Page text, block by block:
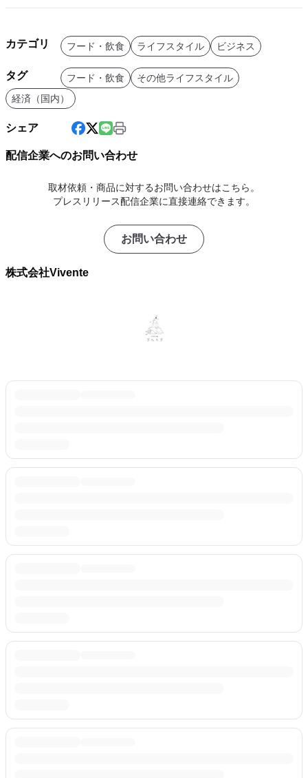
カテゴリ フード・飲食 ライフスタイル ビジネス
タグ フード・飲食
その他ライフスタイル
経済（国内）
シェア
配信企業へのお問い合わせ
取材依頼・商品に対するお問い合わせはこちら。
プレスリリース配信企業に直接連絡できます。
お問い合わせ
株式会社Vivente